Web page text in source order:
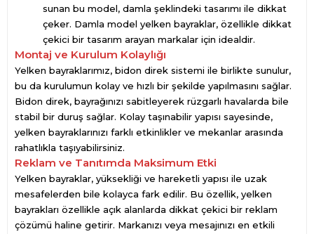
sunan bu model, damla şeklindeki tasarımı ile dikkat
çeker. Damla model yelken bayraklar, özellikle dikkat
çekici bir tasarım arayan markalar için idealdir.
Montaj ve Kurulum Kolaylığı
Yelken bayraklarımız, bidon direk sistemi ile birlikte sunulur,
bu da kurulumun kolay ve hızlı bir şekilde yapılmasını sağlar.
Bidon direk, bayrağınızı sabitleyerek rüzgarlı havalarda bile
stabil bir duruş sağlar. Kolay taşınabilir yapısı sayesinde,
yelken bayraklarınızı farklı etkinlikler ve mekanlar arasında
rahatlıkla taşıyabilirsiniz.
Reklam ve Tanıtımda Maksimum Etki
Yelken bayraklar, yüksekliği ve hareketli yapısı ile uzak
mesafelerden bile kolayca fark edilir. Bu özellik, yelken
bayrakları özellikle açık alanlarda dikkat çekici bir reklam
çözümü haline getirir. Markanızı veya mesajınızı en etkili